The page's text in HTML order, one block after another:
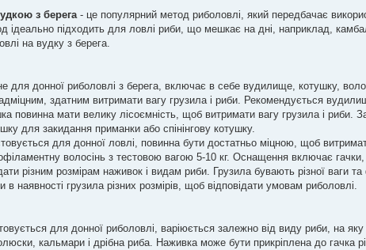
з берега- це популярний метод риболовлі, який передбачає
ідеально підходить для ловлі риби, що мешкає на дні, наприклад,
на вудку з берега.
для донної риболовлі з берега, включає в себе вудилище, котушку,
здатним витримати вагу грузила і риби. Рекомендується
повинна мати велику лісоємність, щоб витримати вагу грузила і риби.
для закидання приманки або спінінгову котушку.
для донної ловлі, повинна бути достатньо міцною, щоб
волосінь з тестовою вагою 5-10 кг. Оснащення включає гачки,
різним розмірам наживок і видам риби. Грузила бувають різної ваги
в наявності грузила різних розмірів, щоб відповідати умовам риболовлі.
для донної риболовлі, варіюється залежно від виду риби, на
кальмари і дрібна риба. Наживка може бути прикріплена до гачка